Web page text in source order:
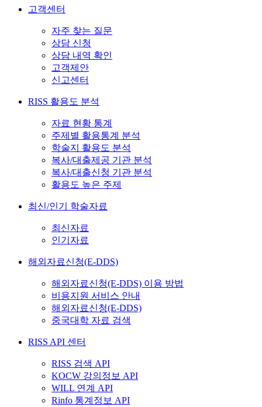
고객센터
자주 찾는 질문
상담 신청
상담 내역 확인
고객제안
신고센터
RISS 활용도 분석
자료 현황 통계
주제별 활용통계 분석
학술지 활용도 분석
복사/대출제공 기관 분석
복사/대출신청 기관 분석
활용도 높은 주제
최신/인기 학술자료
최신자료
인기자료
해외자료신청(E-DDS)
해외자료신청(E-DDS) 이용 방법
비용지원 서비스 안내
해외자료신청(E-DDS)
중국대학 자료 검색
RISS API 센터
RISS 검색 API
KOCW 강의정보 API
WILL 연계 API
Rinfo 통계정보 API